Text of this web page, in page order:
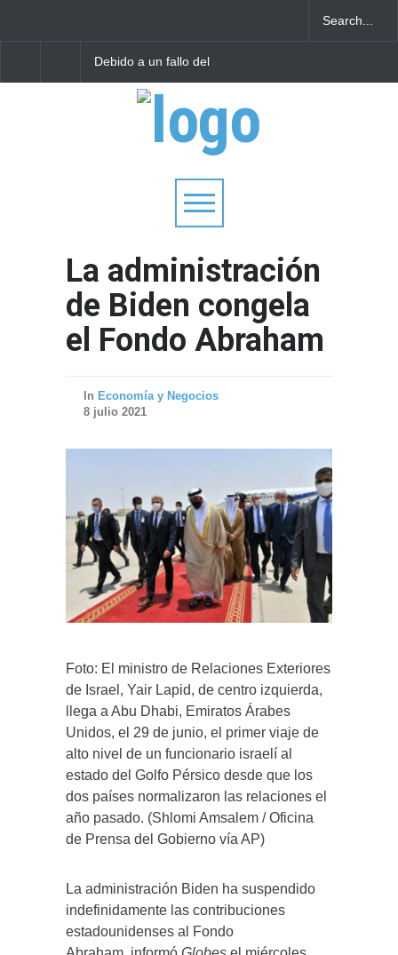
Debido a un fallo del
tribunales rabínicos se
enfrentan a un cierre a
partir del domingo
gubernamental
La administración
de Biden congela
el Fondo Abraham
In Economía y Negocios
8 julio 2021
Foto: El ministro de Relaciones Exteriores
de Israel, Yair Lapid, de centro izquierda,
llega a Abu Dhabi, Emiratos Árabes
Unidos, el 29 de junio, el primer viaje de
alto nivel de un funcionario israelí al
estado del Golfo Pérsico desde que los
dos países normalizaron las relaciones el
año pasado. (Shlomi Amsalem / Oficina
de Prensa del Gobierno vía AP)
La administración Biden ha suspendido
indefinidamente las contribuciones
estadounidenses al Fondo